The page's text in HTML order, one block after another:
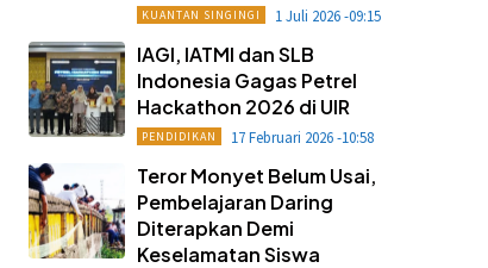
KUANTAN SINGINGI 1 Juli 2026 -09:15
IAGI, IATMI dan SLB
Indonesia Gagas Petrel
Hackathon 2026 di UIR
PENDIDIKAN 17 Februari 2026 -10:58
Teror Monyet Belum Usai,
Pembelajaran Daring
Diterapkan Demi
Keselamatan Siswa